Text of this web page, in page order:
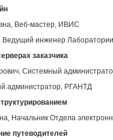
Веб-мастер, ИВИС
инженер
заказчика
Системный
администратор, РГАНТД
Начальник Отдела
путеводителей